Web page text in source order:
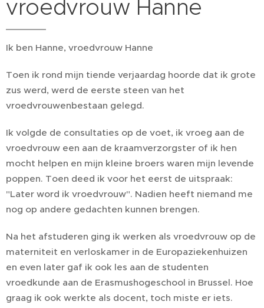
vroedvrouw Hanne
Ik ben Hanne, vroedvrouw Hanne
Toen ik rond mijn tiende verjaardag hoorde dat ik grote
zus werd, werd de eerste steen van het
vroedvrouwenbestaan gelegd.
Ik volgde de consultaties op de voet, ik vroeg aan de
vroedvrouw een aan de kraamverzorgster of ik hen
mocht helpen en mijn kleine broers waren mijn levende
poppen. Toen deed ik voor het eerst de uitspraak:
"Later word ik vroedvrouw". Nadien heeft niemand me
nog op andere gedachten kunnen brengen.
Na het afstuderen ging ik werken als vroedvrouw op de
materniteit en verloskamer in de Europaziekenhuizen
en even later gaf ik ook les aan de studenten
vroedkunde aan de Erasmushogeschool in Brussel. Hoe
graag ik ook werkte als docent, toch miste er iets.